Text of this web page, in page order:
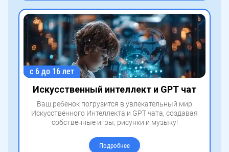
с 6 до 16 лет
Искусственный интеллект и GPT чат
Ваш ребенок погрузится в увлекательный мир
Искусственного Интеллекта и GPT чата, создавая
собственные игры, рисунки и музыку!
Подробнее